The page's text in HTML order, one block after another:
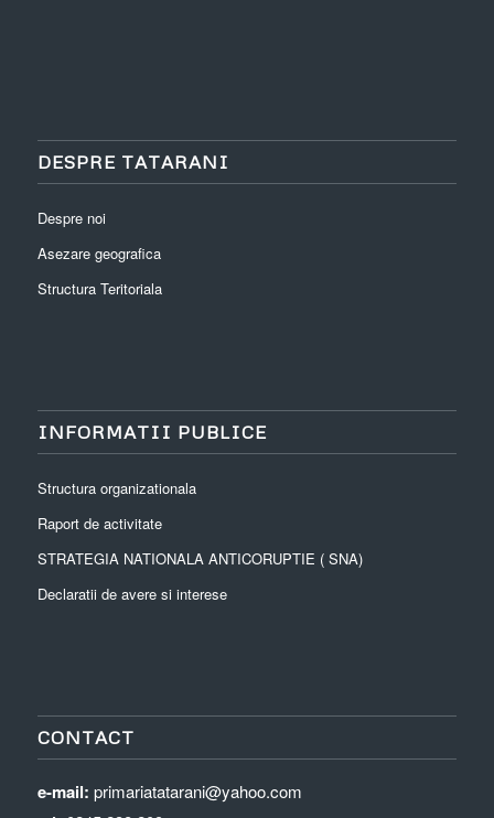
DESPRE TATARANI
Despre noi
Asezare geografica
Structura Teritoriala
INFORMATII PUBLICE
Structura organizationala
Raport de activitate
STRATEGIA NATIONALA ANTICORUPTIE ( SNA)
Declaratii de avere si interese
CONTACT
e-mail: primariatatarani@yahoo.com